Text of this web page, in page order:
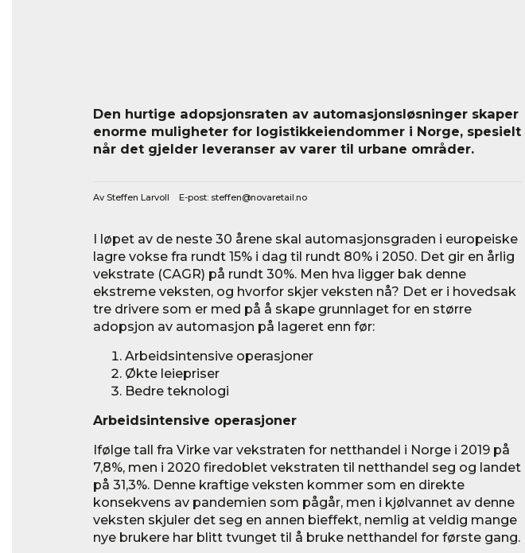
Den hurtige adopsjonsraten av automasjonsløsninger skaper
enorme muligheter for logistikkeiendommer i Norge, spesielt
når det gjelder leveranser av varer til urbane områder.
Av Steffen Larvoll E-post: steffen@novaretail.no
I løpet av de neste 30 årene skal automasjonsgraden i europeiske
lagre vokse fra rundt 15% i dag til rundt 80% i 2050. Det gir en årlig
vekstrate (CAGR) på rundt 30%. Men hva ligger bak denne
ekstreme veksten, og hvorfor skjer veksten nå? Det er i hovedsak
tre drivere som er med på å skape grunnlaget for en større
adopsjon av automasjon på lageret enn før:
Arbeidsintensive operasjoner
Økte leiepriser
Bedre teknologi
Arbeidsintensive operasjoner
Ifølge tall fra Virke var vekstraten for netthandel i Norge i 2019 på
7,8%, men i 2020 firedoblet vekstraten til netthandel seg og landet
på 31,3%. Denne kraftige veksten kommer som en direkte
konsekvens av pandemien som pågår, men i kjølvannet av denne
veksten skjuler det seg en annen bieffekt, nemlig at veldig mange
nye brukere har blitt tvunget til å bruke netthandel for første gang.